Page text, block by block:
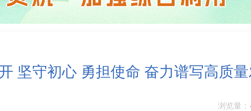
坚守初心 勇担使命 奋力谱写高质
浏览量：